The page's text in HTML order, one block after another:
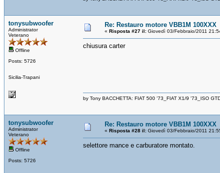
tonysubwoofer
Administrator
Veterano
Offline
Posts: 5726
Sicilia-Trapani
Re: Restauro motore VBB1M 100XXX
« Risposta #27 il: Giovedì 03/Febbraio/2011
chiusura carter
by Tony BACCHETTA: FIAT 500 '73_FIAT X1/9 '73_ISO
tonysubwoofer
Administrator
Veterano
Offline
Posts: 5726
Re: Restauro motore VBB1M 100XXX
« Risposta #28 il: Giovedì 03/Febbraio/2011
selettore mance e carburatore montato.